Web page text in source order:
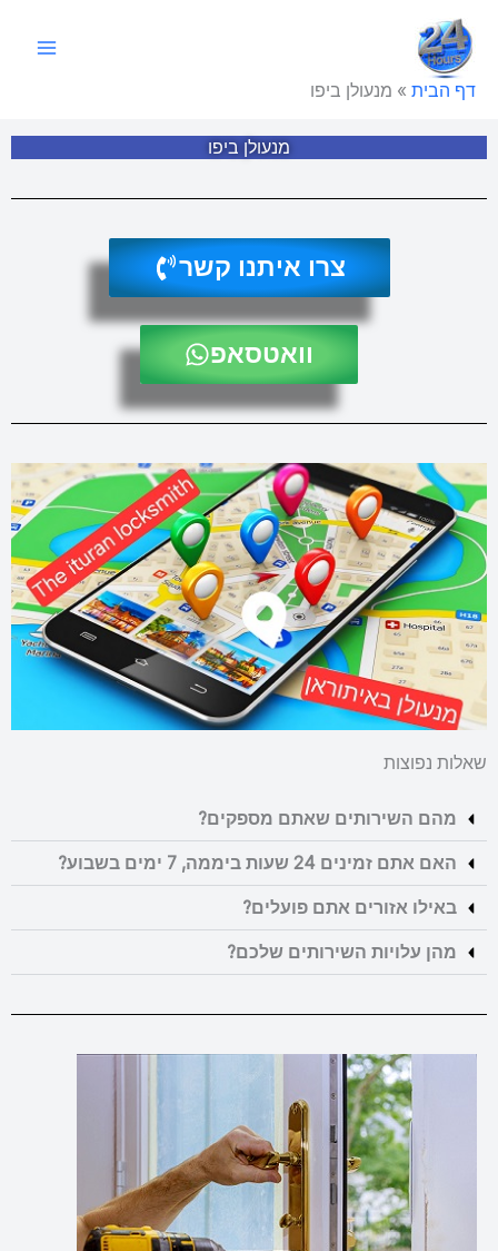
לתוכן
דף הבית » מנעולן ביפו
מנעולן ביפו
צרו איתנו קשר
וואטסאפ
שאלות נפוצות
מהם השירותים שאתם מספקים?
האם אתם זמינים 24 שעות ביממה, 7 ימים בשבוע?
באילו אזורים אתם פועלים?
מהן עלויות השירותים שלכם?